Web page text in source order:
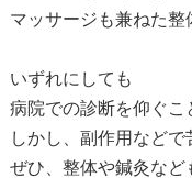
マッサージも兼ねた整
いずれにしても
病院での診断を仰ぐこ
しかし、副作用などで
ぜひ、整体や鍼灸など